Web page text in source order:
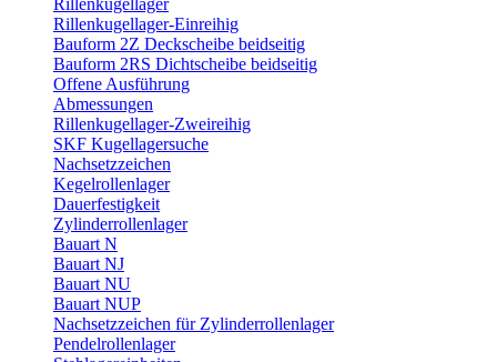
Rillenkugellager
Rillenkugellager-Einreihig
Bauform 2Z Deckscheibe beidseitig
Bauform 2RS Dichtscheibe beidseitig
Offene Ausführung
Abmessungen
Rillenkugellager-Zweireihig
SKF Kugellagersuche
Nachsetzzeichen
Kegelrollenlager
Dauerfestigkeit
Zylinderrollenlager
Bauart N
Bauart NJ
Bauart NU
Bauart NUP
Nachsetzzeichen für Zylinderrollenlager
Pendelrollenlager